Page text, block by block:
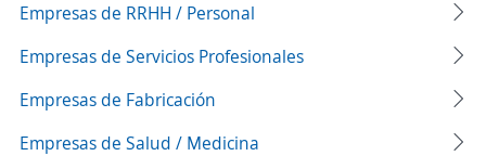
Empresas de RRHH / Personal
Empresas de Servicios Profesionales
Empresas de Fabricación
Empresas de Salud / Medicina